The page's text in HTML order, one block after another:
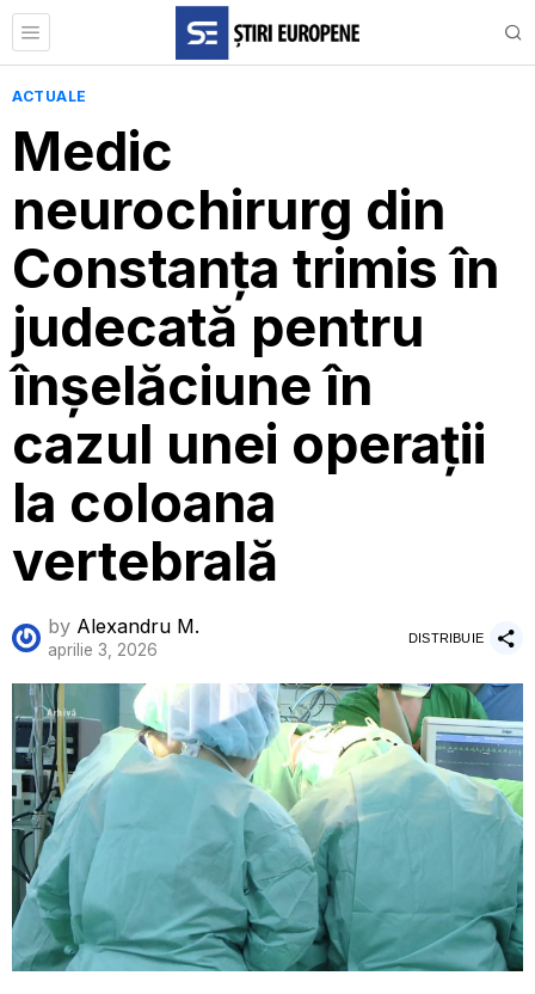
ACTUALE
Medic
neurochirurg din
Constanța trimis în
judecată pentru
înșelăciune în
cazul unei operații
la coloana
vertebrală
by Alexandru M.
aprilie 3, 2026
DISTRIBUIE